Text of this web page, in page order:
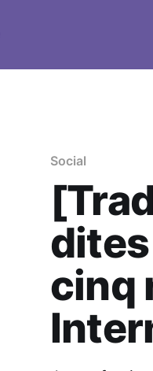
Social
cinq